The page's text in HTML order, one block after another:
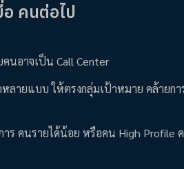
คนต่อไป
นอาจเป็น Call Center
ลายแบบ ให้ตรงกลุ่มเป้าหมาย คล้ายกา
ร คนรายได้น้อย หรือคน High Profile